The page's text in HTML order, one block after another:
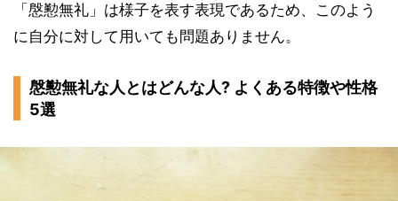
「慇懃無礼」は様子を表す表現であるため、このよう
に自分に対して用いても問題ありません。
慇懃無礼な人とはどんな人? よくある特徴や性格
5選